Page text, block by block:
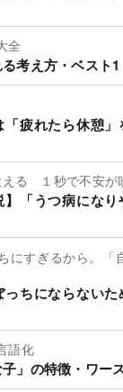
全
考え方・ベスト1
疲れたら休憩
る １秒で不安が
】「うつ病にな
にすぎるから。「
っちにならない
語化
子」の特徴・ワー